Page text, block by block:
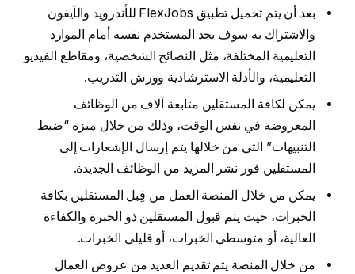
بعد أن يتم تحميل تطبيق FlexJobs للأندرويد والآيفون
والاشتراك به سوف يجد المستخدم نفسه أمام الموارد
التعليمية المختلفة، مثل النصائح الشخصية، ومقاطع الفيديو
التعليمية، والأدلة الاسترشادية وورش التدريب.
يمكن لكافة المستقلين متابعة آلاف من الوظائف
المعروضة في نفس الوقت، وذلك من خلال ميزة “ضبط
التنبيهات” التي من خلالها يتم إرسال الإشعارات إلى
المستقلين فور نشر المزيد من الوظائف الجديدة.
يمكن من خلال المنصة العمل من قِبل المستقلين بكافة
الخبرات، حيث يتم قبول المستقلين ذو الخبرة والكفاءة
العالية، أو متوسطي الخبرات، أو قليلي الخبرات.
من خلال المنصة يتم تقديم العديد من عروض العمال